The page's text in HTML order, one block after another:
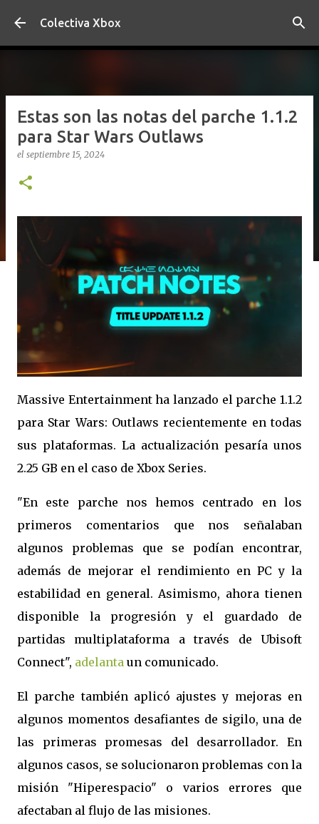
Ir al contenido principal
Colectiva Xbox
Estas son las notas del parche 1.1.2
para Star Wars Outlaws
el septiembre 15, 2024
Massive Entertainment ha lanzado el parche 1.1.2
para Star Wars: Outlaws recientemente en todas
sus plataformas. La actualización pesaría unos
2.25 GB en el caso de Xbox Series.
"En este parche nos hemos centrado en los
primeros comentarios que nos señalaban
algunos problemas que se podían encontrar,
además de mejorar el rendimiento en PC y la
estabilidad en general. Asimismo, ahora tienen
disponible la progresión y el guardado de
partidas multiplataforma a través de Ubisoft
Connect", adelanta un comunicado.
El parche también aplicó ajustes y mejoras en
algunos momentos desafiantes de sigilo, una de
las primeras promesas del desarrollador. En
algunos casos, se solucionaron problemas con la
misión "Hiperespacio" o varios errores que
afectaban al flujo de las misiones.